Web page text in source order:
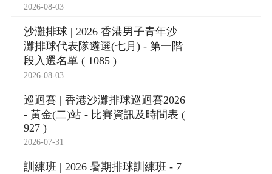
2026-08-03
沙灘排球 | 2026 香港男子青年沙
灘排球代表隊遴選(七月) - 第一階
段入選名單 ( 1085 )
2026-08-03
巡迴賽 | 香港沙灘排球巡迴賽2026
- 黃金(二)站 - 比賽資訊及時間表 (
927 )
2026-07-31
訓練班 | 2026 暑期排球訓練班 - 7